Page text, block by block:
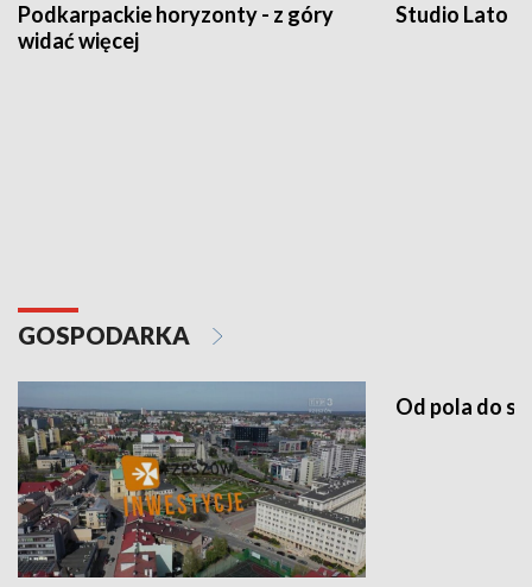
Podkarpackie horyzonty - z góry
widać więcej
Studio Lato
GOSPODARKA
Od pola do